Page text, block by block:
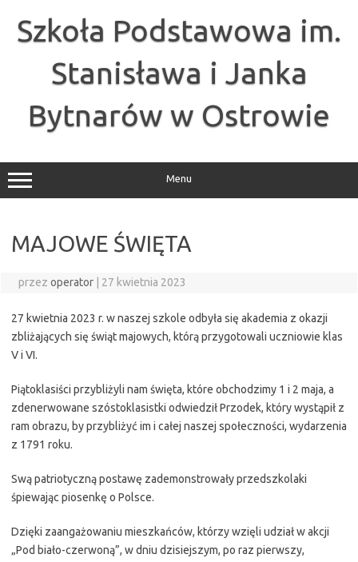
treściSzkoła Podstawowa im.
Stanisława i Janka
Bytnarów w Ostrowie
Menu
MAJOWE ŚWIĘTA
przez operator 27 kwietnia 2023
27 kwietnia 2023 r. w naszej szkole odbyła się akademia z okazji
zbliżających się świąt majowych, którą przygotowali uczniowie klas
V i VI.
Piątoklasiści przybliżyli nam święta, które obchodzimy 1 i 2 maja, a
zdenerwowane szóstoklasistki odwiedził Przodek, który wystąpił z
ram obrazu, by przybliżyć im i całej naszej społeczności, wydarzenia
z 1791 roku.
Swą patriotyczną postawę zademonstrowały przedszkolaki
śpiewając piosenkę o Polsce.
Dzięki zaangażowaniu mieszkańców, którzy wzięli udział w akcji
„Pod biało-czerwoną”, w dniu dzisiejszym, po raz pierwszy,